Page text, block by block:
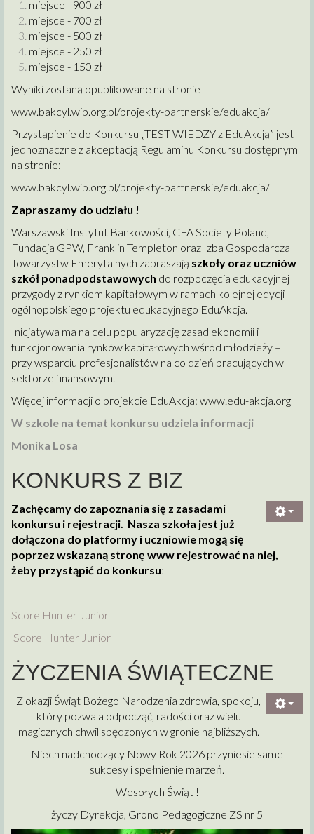
miejsce - 900 zł
miejsce - 700 zł
miejsce - 500 zł
miejsce - 250 zł
miejsce - 150 zł
Wyniki zostaną opublikowane na stronie
www.bakcyl.wib.org.pl/projekty-partnerskie/eduakcja/
Przystąpienie do Konkursu „TEST WIEDZY z EduAkcją” jest
jednoznaczne z akceptacją Regulaminu Konkursu dostępnym
na stronie:
www.bakcyl.wib.org.pl/projekty-partnerskie/eduakcja/
Zapraszamy do udziału !
Warszawski Instytut Bankowości, CFA Society Poland,
Fundacja GPW, Franklin Templeton oraz Izba Gospodarcza
Towarzystw Emerytalnych zapraszają szkoły oraz uczniów
szkół ponadpodstawowych do rozpoczęcia edukacyjnej
przygody z rynkiem kapitałowym w ramach kolejnej edycji
ogólnopolskiego projektu edukacyjnego EduAkcja.
Inicjatywa ma na celu popularyzację zasad ekonomii i
funkcjonowania rynków kapitałowych wśród młodzieży –
przy wsparciu profesjonalistów na co dzień pracujących w
sektorze finansowym.
Więcej informacji o projekcie EduAkcja: www.edu-akcja.org
W szkole na temat konkursu udziela informacji
Monika Losa
KONKURS Z BIZ
Zachęcamy do zapoznania się z zasadami
konkursu i rejestracji. Nasza szkoła jest już
dołączona do platformy i uczniowie mogą się
poprzez wskazaną stronę www rejestrować na niej,
żeby przystąpić do konkursu:
Score Hunter Junior
Score Hunter Junior
ŻYCZENIA ŚWIĄTECZNE
Z okazji Świąt Bożego Narodzenia zdrowia, spokoju,
który pozwala odpocząć, radości oraz wielu
magicznych chwil spędzonych w gronie najbliższych.
Niech nadchodzący Nowy Rok 2026 przyniesie same
sukcesy i spełnienie marzeń.
Wesołych Świąt !
życzy Dyrekcja, Grono Pedagogiczne ZS nr 5